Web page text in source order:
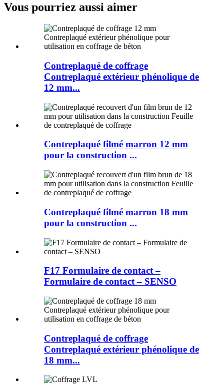
Vous pourriez aussi aimer
Contreplaqué de coffrage
Contreplaqué extérieur phénolique de
12 mm...
Contreplaqué filmé marron 12 mm
pour la construction ...
Contreplaqué filmé marron 18 mm
pour la construction ...
F17 Formulaire de contact –
Formulaire de contact – SENSO
Contreplaqué de coffrage
Contreplaqué extérieur phénolique de
18 mm...